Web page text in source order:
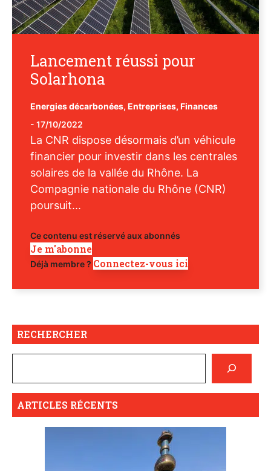
Lancement réussi pour
Solarhona
Energies décarbonées, Entreprises, Finances
- 17/10/2022
La CNR dispose désormais d’un véhicule
financier pour investir dans les centrales
solaires de la vallée du Rhône. La
Compagnie nationale du Rhône (CNR)
poursuit...
Ce contenu est réservé aux abonnés
Je m'abonne
Déjà membre ? Connectez-vous ici
RECHERCHER
ARTICLES RÉCENTS